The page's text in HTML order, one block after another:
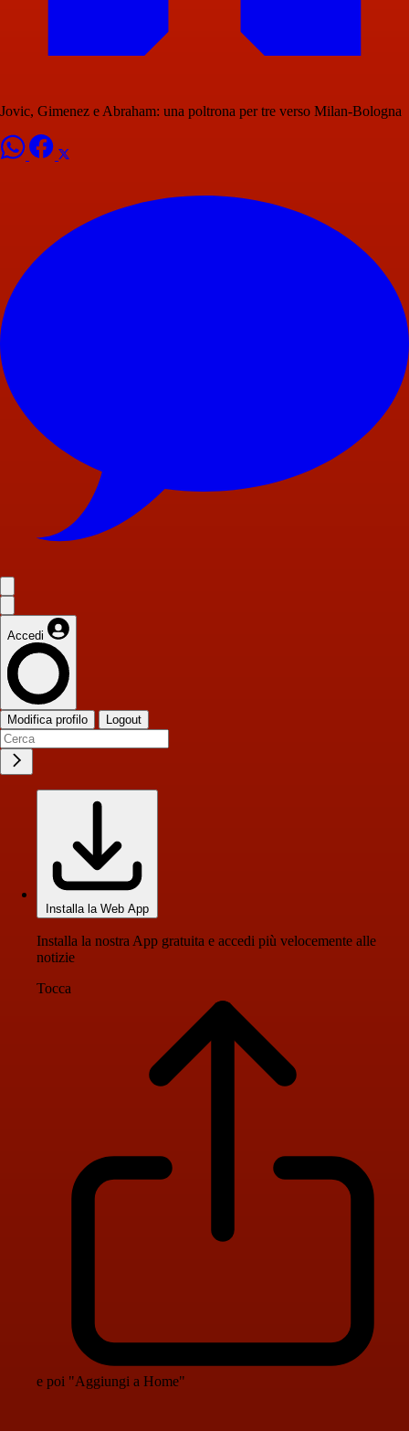
Jovic, Gimenez e Abraham: una poltrona per tre verso Milan-Bologna
Accedi
Modifica profilo Logout
Installa la Web App
Installa la nostra App gratuita e accedi più velocemente alle
notizie
Tocca
e poi "Aggiungi a Home"